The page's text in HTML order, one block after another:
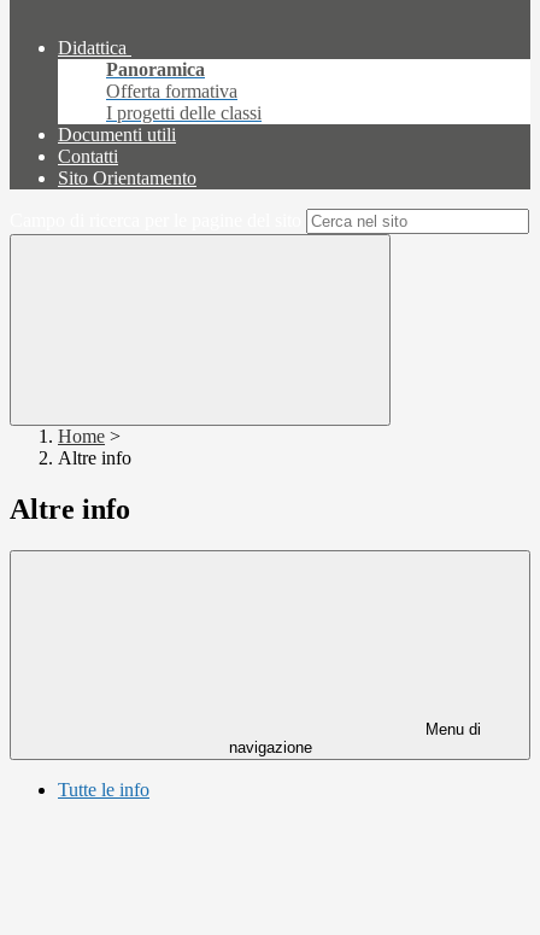
Didattica
Panoramica
Offerta formativa
I progetti delle classi
Documenti utili
Contatti
Sito Orientamento
Home >
Altre info
Altre info
Menu di
navigazione
Tutte le info